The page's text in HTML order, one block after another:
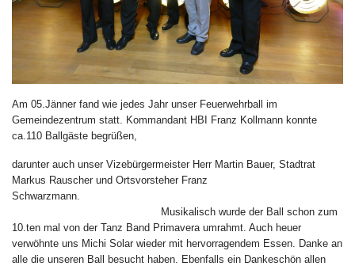
Am 05.Jänner fand wie jedes Jahr unser Feuerwehrball im
Gemeindezentrum statt. Kommandant HBI Franz Kollmann konnte
ca.110 Ballgäste begrüßen,
darunter auch unser Vizebürgermeister Herr Martin Bauer, Stadtrat
Markus Rauscher und Ortsvorsteher Franz
Schwarzmann.
Musikalisch wurde der Ball schon zum
10.ten mal von der Tanz Band Primavera umrahmt. Auch heuer
verwöhnte uns Michi Solar wieder mit hervorragendem Essen. Danke an
alle die unseren Ball besucht haben. Ebenfalls ein Dankeschön allen